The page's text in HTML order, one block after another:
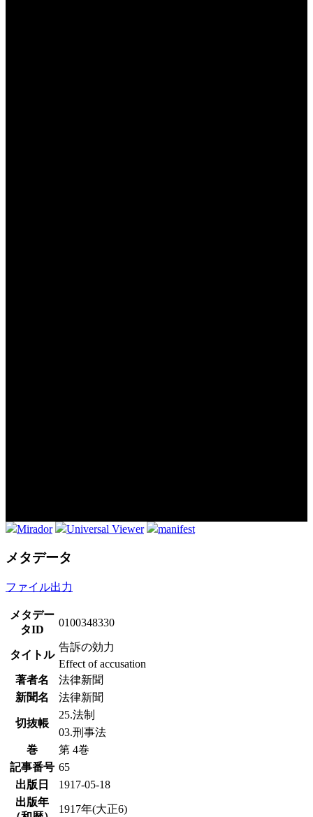
Mirador Universal Viewer manifest
メタデータ
ファイル出力
メタデー
タID
0100348330
タイトル
告訴の効力
Effect of accusation
著者名
法律新聞
新聞名
法律新聞
切抜帳
25.法制
03.刑事法
巻
第 4巻
記事番号 65
出版日
1917-05-18
出版年
1917年(大正6)